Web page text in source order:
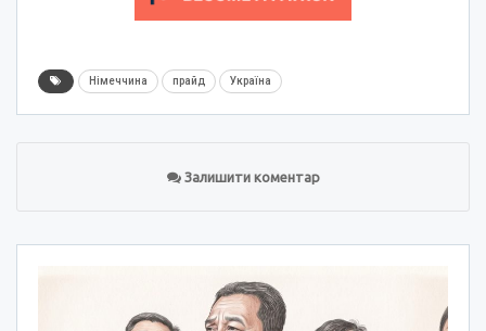
Німеччина прайд Україна
Залишити коментар